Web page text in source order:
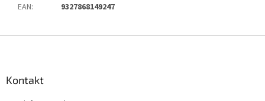
EAN: 9327868149247
Kontakt